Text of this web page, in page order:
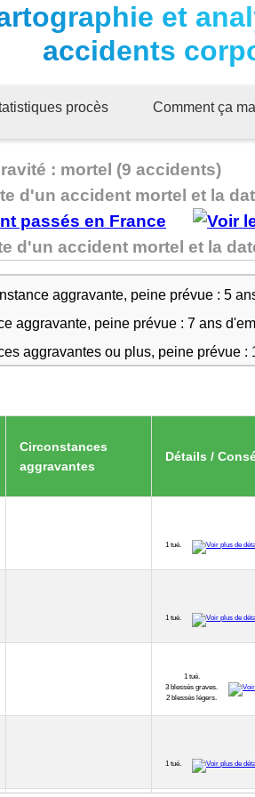
et
accidents
procès Comment ça
: mortel (9 accidents)
d'un accident mortel et la
d'un accident mortel et la
aggravante, peine prévue : 5
aggravante, peine prévue : 7 ans
aggravantes ou plus, peine prévue
Circonstances
aggravantes
Détails /
1 tué.
1 tué.
1 tué.
3 blessés graves.
2 blessés légers.
1 tué.